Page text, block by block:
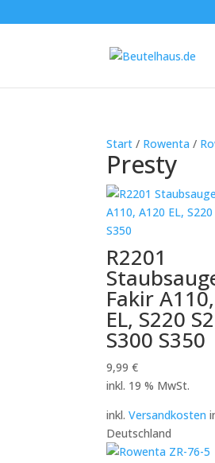
Start / Rowenta /
Presty
R2201
Fakir
EL, S220
S300 S350
9,99€
inkl. 19 % MwSt.
inkl.Versandkosten
Deutschland